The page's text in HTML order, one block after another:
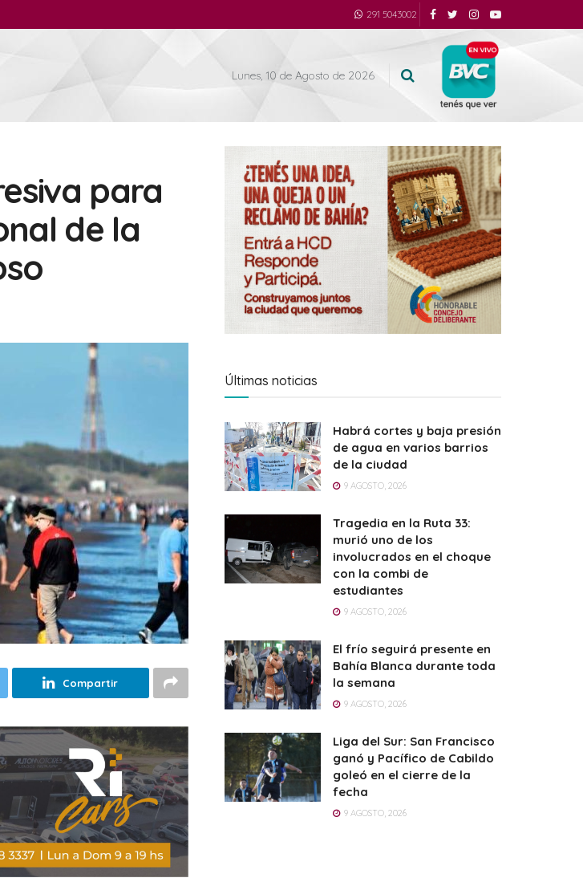
291 5043002
Lunes, 10 de Agosto de 2026
para
de la
Compartir
Últimas noticias
Habrá cortes y baja presión
de agua en varios barrios
de la ciudad
9 AGOSTO, 2026
Tragedia en la Ruta 33:
murió uno de los
involucrados en el choque
con la combi de
estudiantes
9 AGOSTO, 2026
El frío seguirá presente en
Bahía Blanca durante toda
la semana
9 AGOSTO, 2026
Liga del Sur: San Francisco
ganó y Pacífico de Cabildo
goleó en el cierre de la
fecha
9 AGOSTO, 2026